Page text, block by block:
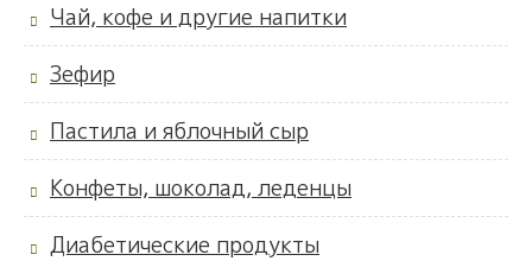
Чай, кофе и другие напитки
Зефир
Пастила и яблочный сыр
Конфеты, шоколад, леденцы
Диабетические продукты